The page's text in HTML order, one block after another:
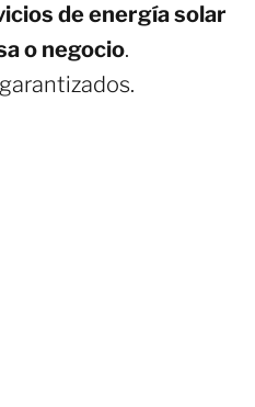
de energía solar
o negocio.